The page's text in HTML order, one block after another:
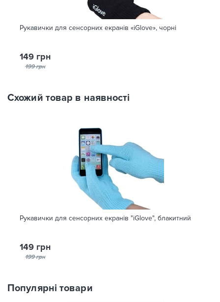
Рукавички для сенсорних екранів «iGlove», чорні
149 грн
199 грн
Схожий товар в наявності
Рукавички для сенсорних екранів "iGlove", блакитний
149 грн
199 грн
Популярні товари